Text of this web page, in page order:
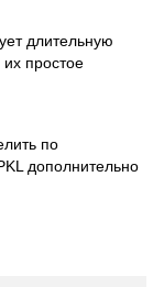
длительную
простое
по
дополнительно